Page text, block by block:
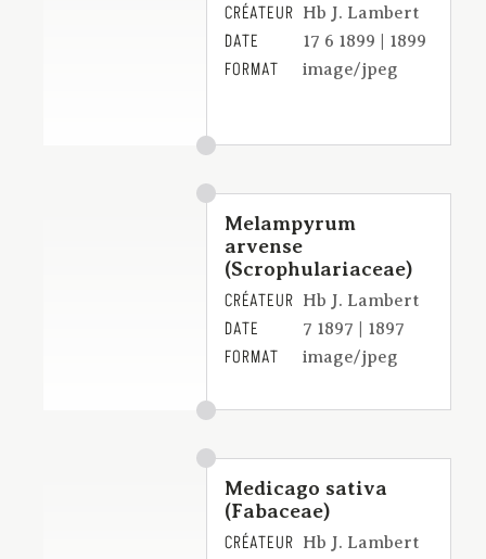
CRÉATEUR Hb J. Lambert
DATE 17 6 1899 | 1899
FORMAT image/jpeg
Melampyrum
arvense
(Scrophulariaceae)
CRÉATEUR Hb J. Lambert
DATE 7 1897 | 1897
FORMAT image/jpeg
Medicago sativa
(Fabaceae)
CRÉATEUR Hb J. Lambert